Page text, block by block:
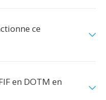
ce
en DOTM en